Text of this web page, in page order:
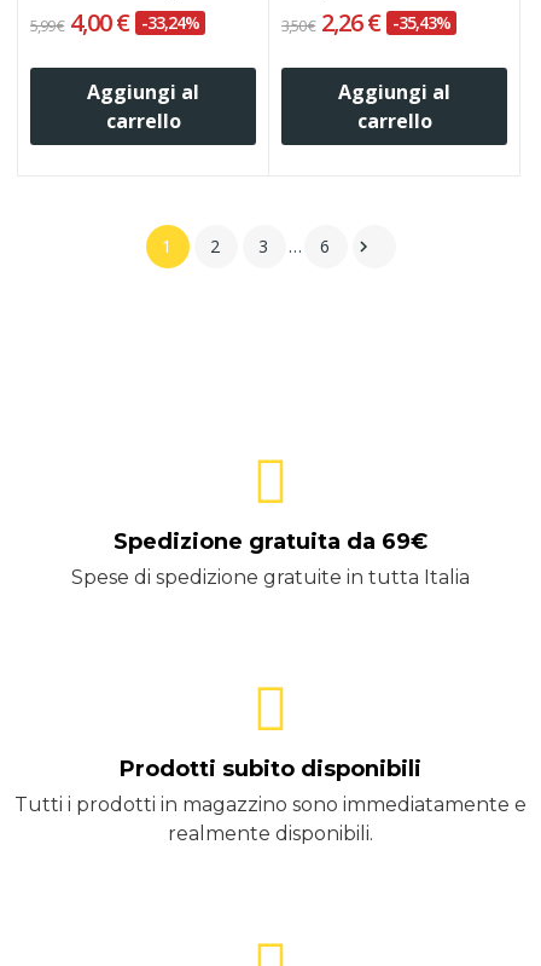
5,99 € 4,00 € -33,24%
Aggiungi al
carrello
3,50 € 2,26 € -35,43%
Aggiungi al
carrello
1 2 3 … 6 
Spedizione gratuita da 69€
Spese di spedizione gratuite in tutta Italia
Prodotti subito disponibili
Tutti i prodotti in magazzino sono immediatamente e
realmente disponibili.